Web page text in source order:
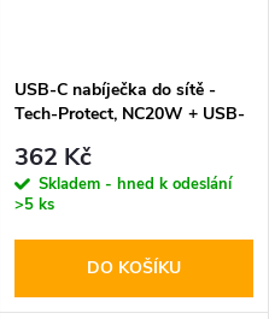
USB-C nabíječka do sítě -
Tech-Protect, NC20W + USB-
362 Kč
Skladem - hned k odeslání
>5 ks
DO KOŠÍKU